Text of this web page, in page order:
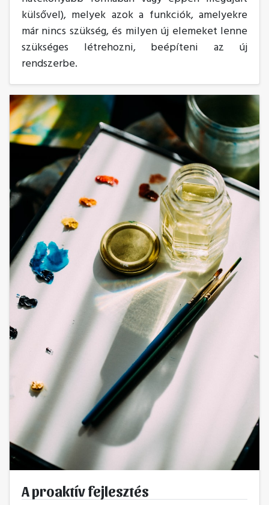
külsővel), melyek azok a funkciók, amelyekre
már nincs szükség, és milyen új elemeket lenne
szükséges létrehozni, beépíteni az új
rendszerbe.
A proaktív fejlesztés